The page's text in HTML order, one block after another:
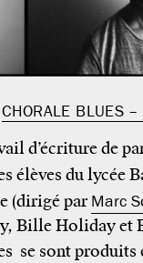
CHORALE BLUES
d’écriture de
élèves du lycée
(dirigé par Marc
Bille Holiday et
se sont produits